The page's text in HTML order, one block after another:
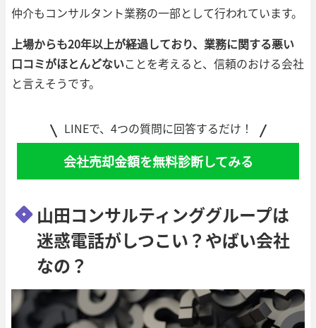
仲介もコンサルタント業務の一部として行われています。
上場からも20年以上が経過しており、業務に関する悪い
口コミがほとんどないことを考えると、信頼のおける会社
と言えそうです。
LINEで、4つの質問に回答するだけ！
会社売却金額を無料診断してみる
山田コンサルティンググループは
迷惑電話がしつこい？やばい会社
なの？